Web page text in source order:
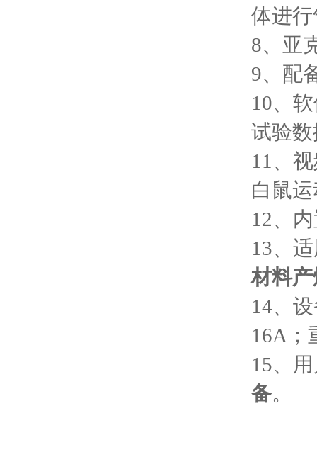
体进
8、亚
9、配
10、
试验
11 、
白鼠
12、
13、
材料
14、
16A ；
15、
备。